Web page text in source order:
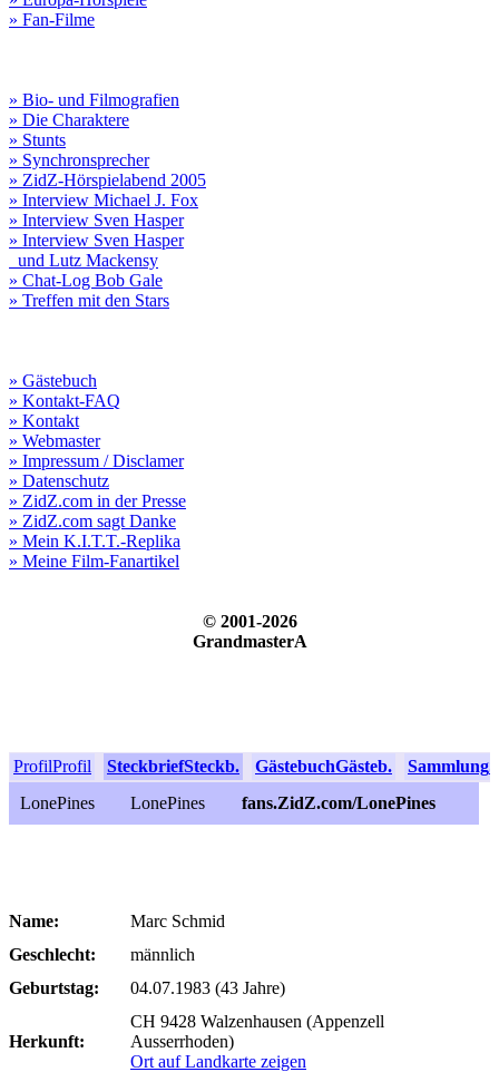
» Fan-Filme
» Bio- und Filmografien
» Die Charaktere
» Stunts
» Synchronsprecher
» ZidZ-Hörspielabend 2005
» Interview Michael J. Fox
» Interview Sven Hasper
» Interview Sven Hasper
und Lutz Mackensy
» Chat-Log Bob Gale
» Treffen mit den Stars
» Gästebuch
» Kontakt-FAQ
» Kontakt
» Webmaster
» Impressum / Disclamer
» Datenschutz
» ZidZ.com in der Presse
» ZidZ.com sagt Danke
» Mein K.I.T.T.-Replika
» Meine Film-Fanartikel
© 2001-2026
GrandmasterA
ProfilProfil SteckbriefSteckb. GästebuchGästeb. Sammlung
LonePines
LonePines fans.ZidZ.com/LonePines
Name:
Marc Schmid
Geschlecht:
männlich
Geburtstag:
04.07.1983 (43 Jahre)
Herkunft:
CH 9428 Walzenhausen (Appenzell
Ausserrhoden)
Ort auf Landkarte zeigen